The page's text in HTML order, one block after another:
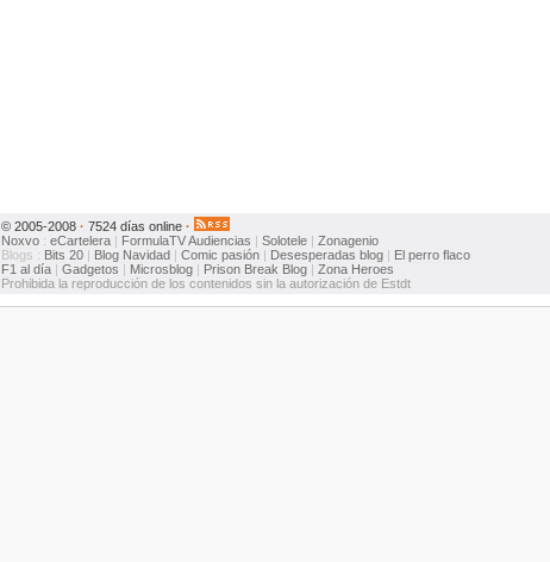
© 2005-2008 · 7524 días online ·
Noxvo : eCartelera | FormulaTVAudiencias | Solotele | Zonagenio
Blogs : Bits 20 | Blog Navidad | Comic pasión | Desesperadas blog | El perro flaco
F1 al día | Gadgetos | Microsblog | Prison Break Blog | Zona Heroes
Prohibida la reproducción de los contenidos sin la autorización de Estdt